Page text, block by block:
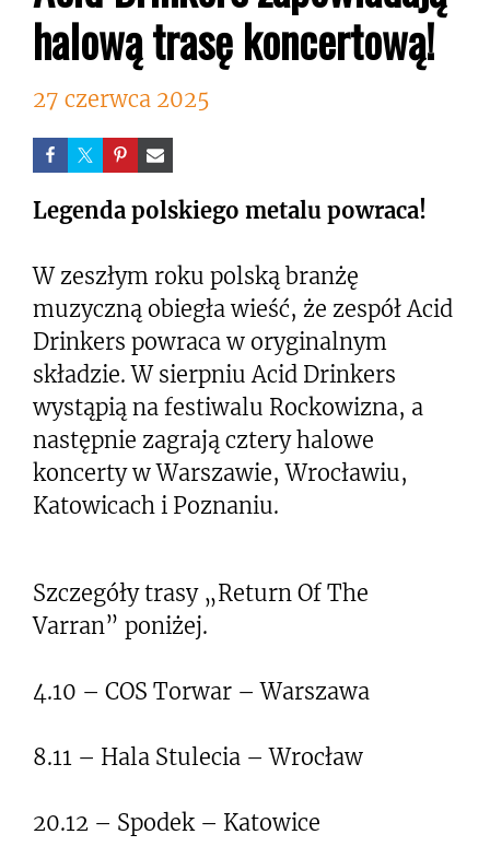
halową trasę koncertową!
27 czerwca 2025
Legenda polskiego metalu powraca!
W zeszłym roku polską branżę
muzyczną obiegła wieść, że zespół Acid
Drinkers powraca w oryginalnym
składzie. W sierpniu Acid Drinkers
wystąpią na festiwalu Rockowizna, a
następnie zagrają cztery halowe
koncerty w Warszawie, Wrocławiu,
Katowicach i Poznaniu.
Szczegóły trasy „Return Of The
Varran” poniżej.
4.10 – COS Torwar – Warszawa
8.11 – Hala Stulecia – Wrocław
20.12 – Spodek – Katowice